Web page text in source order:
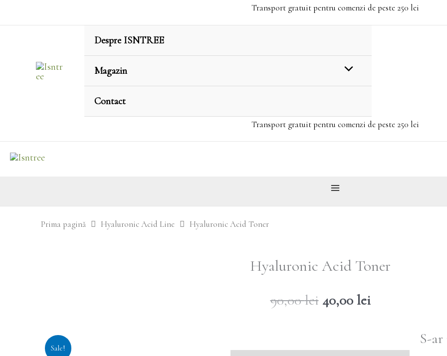
to
Transport gratuit pentru comenzi de peste 250 lei
Despre ISNTREE
Magazin
Contact
Transport gratuit pentru comenzi de peste 250 lei
Prima pagină Hyaluronic Acid Line Hyaluronic Acid Toner
Hyaluronic Acid Toner
90,00lei Prețul
fost:
40,00 leiPrețul
40,00 lei.
Sale!
S-